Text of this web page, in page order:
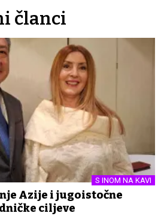
članci
S INOM NA KAVI
Azije i jugoistočne
ciljeve